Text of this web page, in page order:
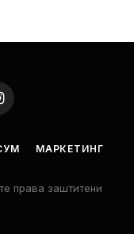
МАРКЕТИНГ
права заштитени